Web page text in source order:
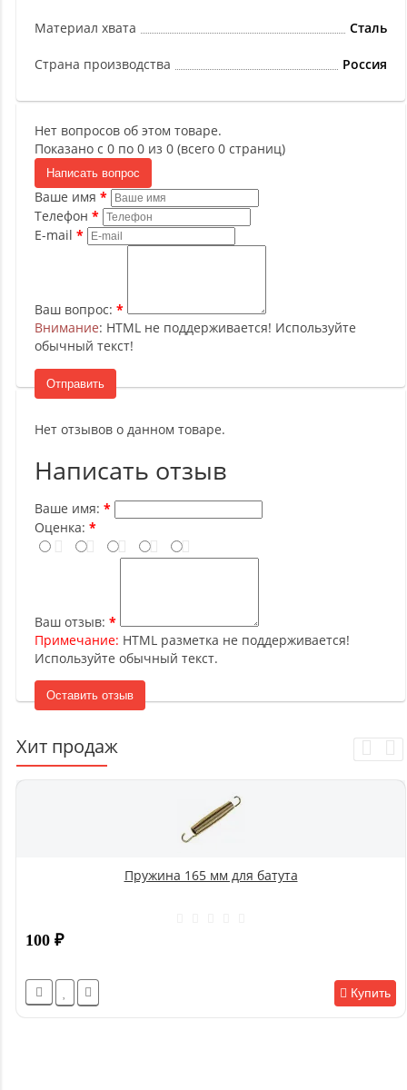
Материал хвата Сталь
Страна производства Россия
Нет вопросов об этом товаре.
Показано с 0 по 0 из 0 (всего 0 страниц)
Написать вопрос
Ваше имя
Телефон
E-mail
Ваш вопрос:
Внимание: HTML не поддерживается! Используйте
обычный текст!
Отправить
Нет отзывов о данном товаре.
Написать отзыв
Ваше имя:
Оценка:
Ваш отзыв:
Примечание: HTML разметка не поддерживается!
Используйте обычный текст.
Оставить отзыв
Хит продаж
Пружина 165 мм для батута
100 ₽
Купить